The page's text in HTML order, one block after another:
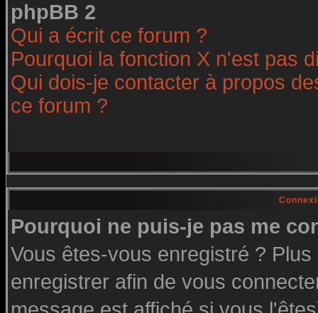
phpBB 2
Qui a écrit ce forum ?
Pourquoi la fonction X n'est pas
Qui dois-je contacter à propos
ce forum ?
Pourquoi ne puis-je pas me
Vous êtes-vous enregistré ?
enregistrer afin de vous